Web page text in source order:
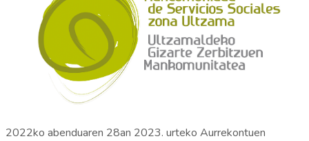
2022ko abenduaren 28an 2023. urteko Aurrekontuen